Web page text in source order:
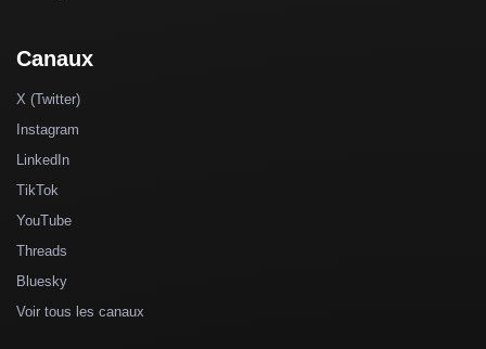
Canaux
X (Twitter)
Instagram
LinkedIn
TikTok
YouTube
Threads
Bluesky
Voir tous les canaux